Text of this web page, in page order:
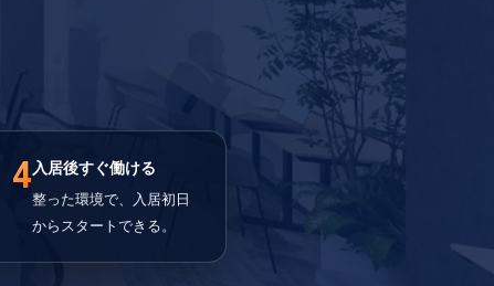
4入居後すぐ働ける
整った環境で、入居初日
からスタートできる。